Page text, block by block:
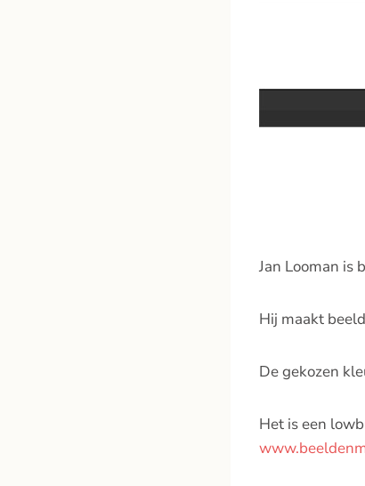
Jan Looman is
Hij maakt
De gekozen
Het is een